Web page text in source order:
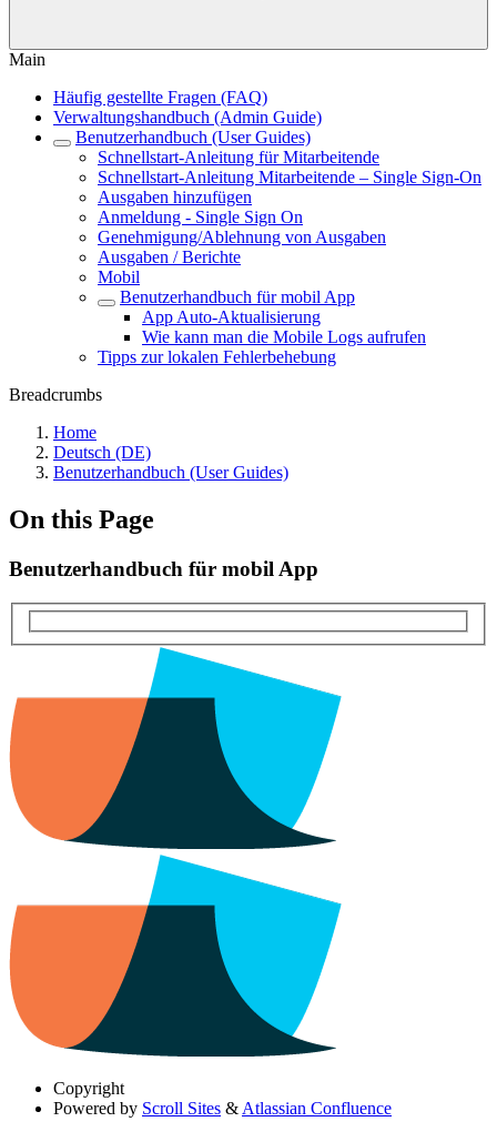
Main
Häufig gestellte Fragen (FAQ)
Verwaltungshandbuch (Admin Guide)
Benutzerhandbuch (User Guides)
Schnellstart-Anleitung für Mitarbeitende
Schnellstart-Anleitung Mitarbeitende – Single Sign-On
Ausgaben hinzufügen
Anmeldung - Single Sign On
Genehmigung/Ablehnung von Ausgaben
Ausgaben / Berichte
Mobil
Benutzerhandbuch für mobil App
App Auto-Aktualisierung
Wie kann man die Mobile Logs aufrufen
Tipps zur lokalen Fehlerbehebung
Breadcrumbs
Home
Deutsch (DE)
Benutzerhandbuch (User Guides)
On this Page
Benutzerhandbuch für mobil App
Copyright
Powered by Scroll Sites & Atlassian Confluence